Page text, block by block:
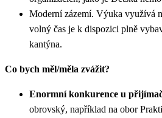
Moderní zázemí. Výuka využívá
volný čas je k dispozici plně
kantýna.
Co bych měl/měla zvážit?
Enormní konkurence u
obrovský, například na obor